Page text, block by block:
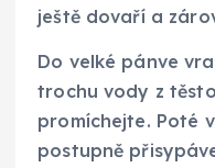
ještě dovaří a
Do velké pánve
trochu vody z
promíchejte. Poté
postupně